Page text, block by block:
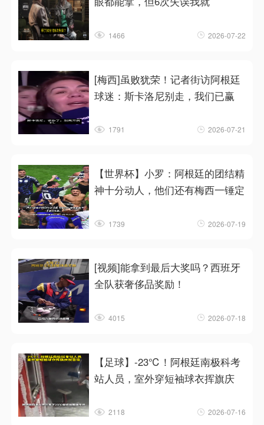
1466 2026-07-22
[梅西]虽败犹荣！记者街访阿根廷
球迷：斯卡洛尼别走，我们已赢
1791 2026-07-21
【世界杯】小罗：阿根廷的团结精
神十分动人，他们还有梅西一锤定
1739 2026-07-19
[视频]能拿到最后大奖吗？西班牙
全队获奢侈品奖励！
4015 2026-07-18
【足球】-23℃！阿根廷南极科考
站人员，室外穿短袖球衣挥旗庆
2118 2026-07-16